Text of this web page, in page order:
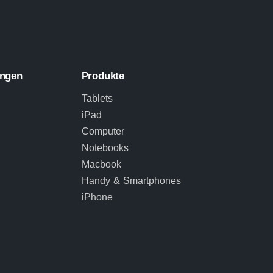
Produkte
Tablets
iPad
Computer
Notebooks
Macbook
Handy & Smartphones
iPhone